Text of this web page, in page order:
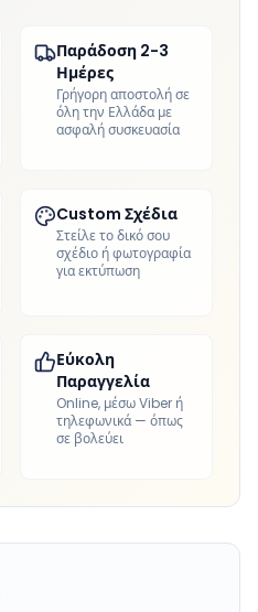
Παράδοση 2-3
Ημέρες
Γρήγορη αποστολή σε
όλη την Ελλάδα με
ασφαλή συσκευασία
Custom Σχέδια
Στείλε το δικό σου
σχέδιο ή φωτογραφία
για εκτύπωση
Εύκολη
Παραγγελία
Online, μέσω Viber ή
τηλεφωνικά — όπως
σε βολεύει